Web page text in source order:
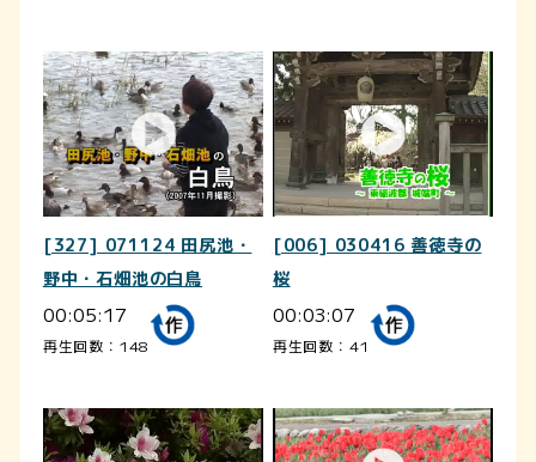
[327] 071124 田尻池・
野中・石畑池の白鳥
00:05:17
再生回数：148
[006] 030416 善徳寺の
桜
00:03:07
再生回数：41